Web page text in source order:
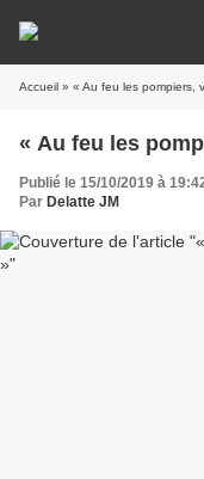
Accueil » « Au feu les pompiers,
« Au feu les
Publié le 15/10/2019 à
Par Delatte JM